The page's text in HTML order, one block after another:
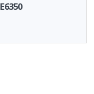
E6350